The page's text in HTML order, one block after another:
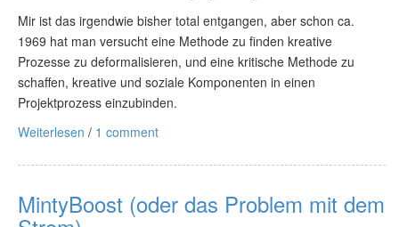
Mir ist das irgendwie bisher total entgangen, aber schon ca.
1969 hat man versucht eine Methode zu finden kreative
Prozesse zu deformalisieren, und eine kritische Methode zu
schaffen, kreative und soziale Komponenten in einen
Projektprozess einzubinden.
Weiterlesen / 1 comment
MintyBoost (oder das Problem mit dem